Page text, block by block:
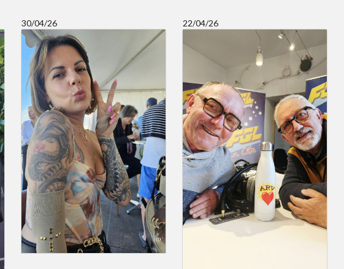
30/04/26 22/04/26